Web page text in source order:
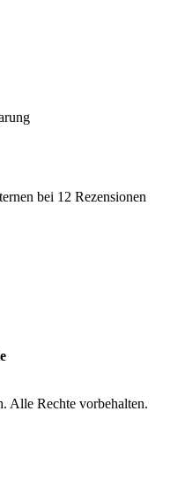
bei 12 Rezensionen
Alle Rechte vorbehalten.